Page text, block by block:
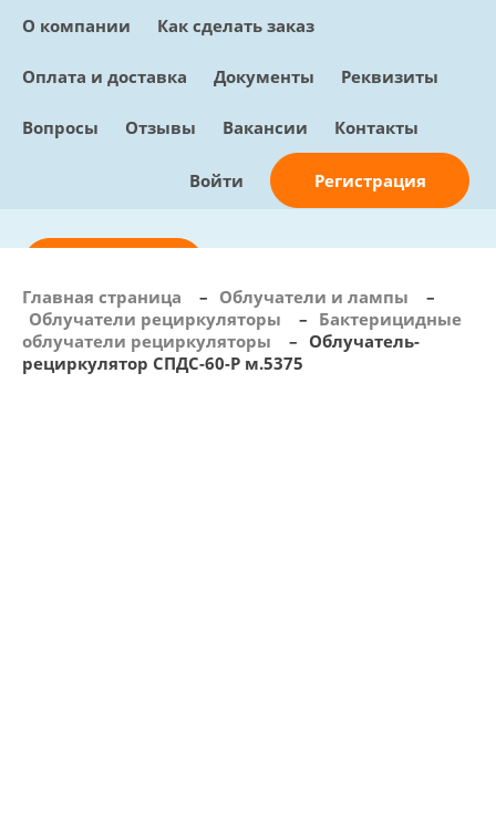
О компании Как сделать заказ
Оплата и доставка Документы Реквизиты
Вопросы Отзывы Вакансии Контакты
Войти Регистрация
info@sunmed.ru
Пн – Пт: с 10:00 - 18:00
Главная страница – Облучатели и лампы
–
Облучатели рециркуляторы
– Бактерицидные
облучатели рециркуляторы
– Облучатель-
рециркулятор СПДС-60-Р м.5375